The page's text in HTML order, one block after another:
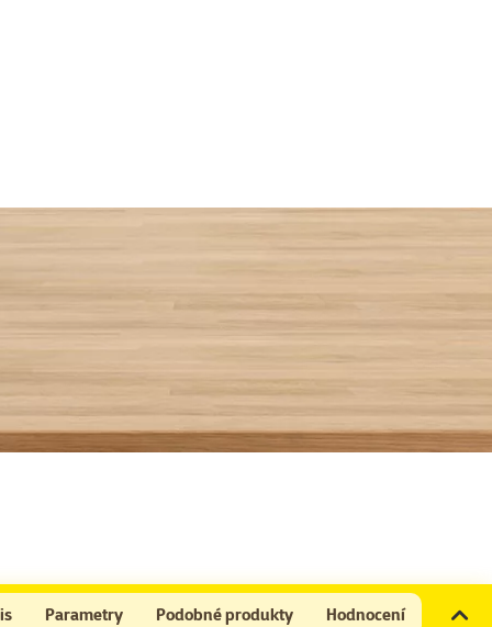
Parametry Podobné produkty Hodnocení